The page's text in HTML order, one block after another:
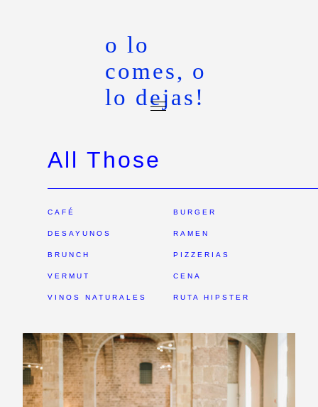
o lo
comes, o
lo dejas!
All Those
CAFÉ
DESAYUNOS
BRUNCH
VERMUT
VINOS NATURALES
BURGER
RAMEN
PIZZERIAS
CENA
RUTA HIPSTER